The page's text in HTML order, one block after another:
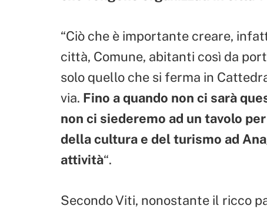
“Ciò che è importante creare,
città, Comune, abitanti così da
solo quello che si ferma in
via. Fino a quando non ci sarà
non ci siederemo ad un tavolo
della cultura e del turismo ad
attività“.
Secondo Viti, nonostante il ricco